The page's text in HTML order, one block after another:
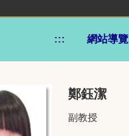
::: 網站導覽
鄭鈺潔
副教授